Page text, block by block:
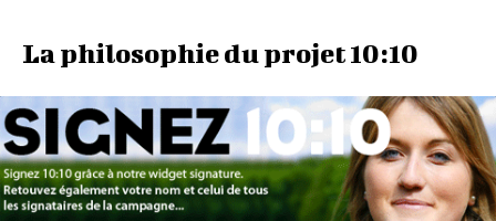
La philosophie du projet 10:10